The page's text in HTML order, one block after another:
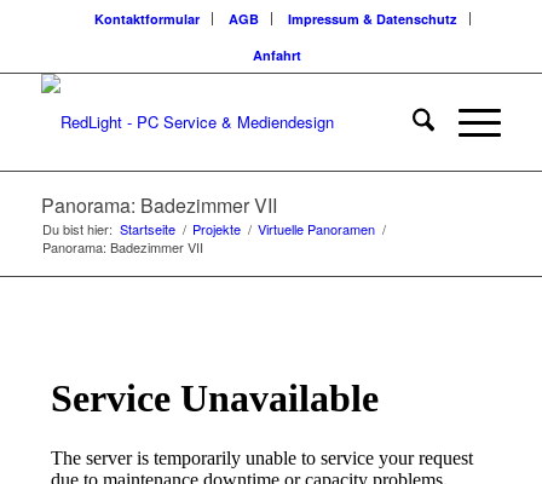
Kontaktformular AGB
Impressum & Datenschutz
Anfahrt
Panorama: Badezimmer VII
Du bist hier: Startseite / Projekte / Virtuelle Panoramen /
Panorama: Badezimmer VII